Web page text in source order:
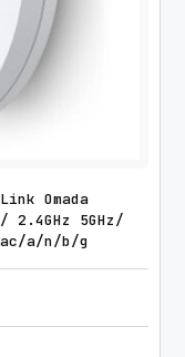
Omada
2.4GHz 5GHz/
a/n/b/g